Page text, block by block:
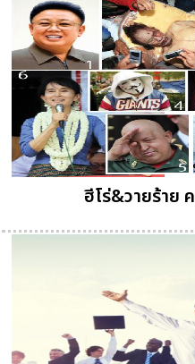
ฮีโร่&วายร้าย